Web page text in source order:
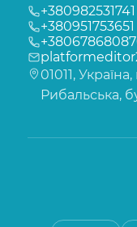
+380982531741
+380951753651
01011,
Рибальська,